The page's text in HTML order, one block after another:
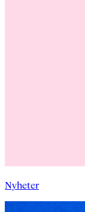
Nyheter